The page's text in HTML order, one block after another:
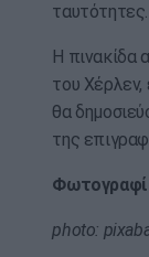
ταυτότητες.
Η πινακίδα
του
θα
της
photo: